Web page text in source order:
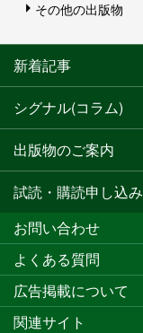
その他の出版物
新着記事
シグナル(コラム)
出版物のご案内
試読・購読申し込み
お問い合わせ
よくある質問
広告掲載について
関連サイト